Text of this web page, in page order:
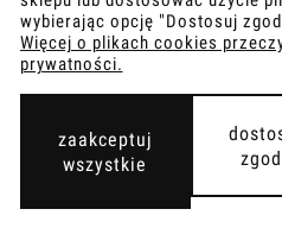
pokaż pełną
wybierając opcję "Dostosuj
Więcej o plikach cookies
prywatności.
zaakceptuj
wszystkie